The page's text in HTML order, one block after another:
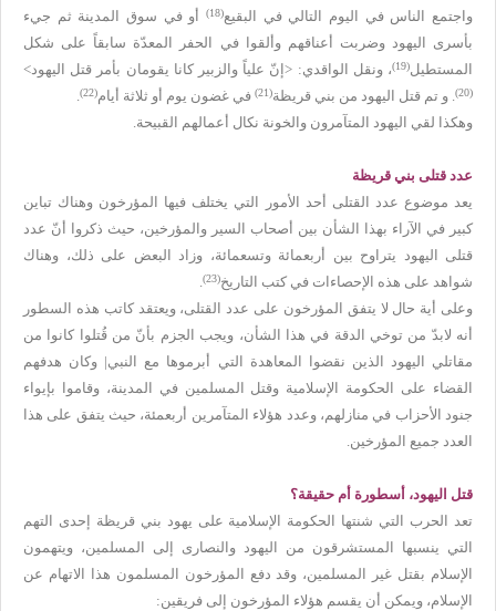
واجتمع الناس في اليوم التالي في البقيع(18)
أو في سوق المدينة ثم جيء
بأسرى اليهود وضربت أعناقهم وألقوا في الحفر المعدّة سابقاً على شكل
المستطيل(19) ، ونقل الواقدي: <إنّ علياً والزبير كانا يقومان بأمر قتل اليهود>
(20) . و تم قتل اليهود من بني قريظة(21) في غضون يوم أو ثلاثة أيام(22)
.
وهكذا لقي اليهود المتآمرون والخونة نكال أعمالهم القبيحة.
عدد قتلی بني قريظة
يعد موضوع عدد القتلى أحد الأمور التي يختلف فيها المؤرخون وهناك تباين
كبير في الآراء بهذا الشأن بين أصحاب السير والمؤرخين، حيث ذكروا أنّ عدد
قتلى اليهود يتراوح بين أربعمائة وتسعمائة، وزاد البعض على ذلك، وهناك
شواهد على هذه الإحصاءات في كتب التاريخ(23)
.
وعلى أية حال لا يتفق المؤرخون على عدد القتلى، ويعتقد كاتب هذه السطور
أنه لابدّ من توخي الدقة في هذا الشأن، ويجب الجزم بأنّ من قُتلوا كانوا من
مقاتلي اليهود الذين نقضوا المعاهدة التي أبرموها مع النبي| وكان هدفهم
القضاء على الحكومة الإسلامية وقتل المسلمين في المدينة، وقاموا بإيواء
جنود الأحزاب في منازلهم، وعدد هؤلاء المتآمرين أربعمئة، حيث يتفق على هذا
العدد جميع المؤرخين.
قتل اليهود، أسطورة أم حقيقة؟
تعد الحرب التي شنتها الحكومة الإسلامية على يهود بني قريظة إحدى التهم
التي ينسبها المستشرقون من اليهود والنصارى إلى المسلمين، ويتهمون
الإسلام بقتل غير المسلمين، وقد دفع المؤرخون المسلمون هذا الاتهام عن
الإسلام، ويمكن أن يقسم هؤلاء المؤرخون إلى فريقين: